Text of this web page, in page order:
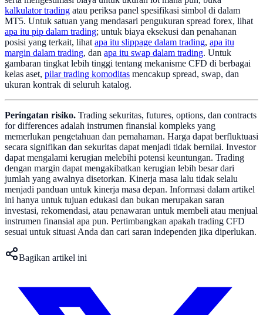
kalkulator trading atau periksa panel spesifikasi simbol di dalam
MT5. Untuk satuan yang mendasari pengukuran spread forex, lihat
apa itu pip dalam trading; untuk biaya eksekusi dan penahanan
posisi yang terkait, lihat apa itu slippage dalam trading, apa itu
margin dalam trading, dan apa itu swap dalam trading. Untuk
gambaran tingkat lebih tinggi tentang mekanisme CFD di berbagai
kelas aset, pilar trading komoditas mencakup spread, swap, dan
ukuran kontrak di seluruh katalog.
Peringatan risiko. Trading sekuritas, futures, options, dan contracts
for differences adalah instrumen finansial kompleks yang
memerlukan pengetahuan dan pemahaman. Harga dapat berfluktuasi
secara signifikan dan sekuritas dapat menjadi tidak bernilai. Investor
dapat mengalami kerugian melebihi potensi keuntungan. Trading
dengan margin dapat mengakibatkan kerugian lebih besar dari
jumlah yang awalnya disetorkan. Kinerja masa lalu tidak selalu
menjadi panduan untuk kinerja masa depan. Informasi dalam artikel
ini hanya untuk tujuan edukasi dan bukan merupakan saran
investasi, rekomendasi, atau penawaran untuk membeli atau menjual
instrumen finansial apa pun. Pertimbangkan apakah trading CFD
sesuai untuk situasi Anda dan cari saran independen jika diperlukan.
Bagikan artikel ini